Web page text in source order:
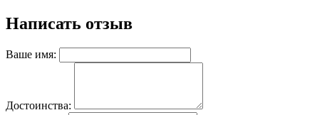
Написать отзыв
Ваше имя:
Достоинства: